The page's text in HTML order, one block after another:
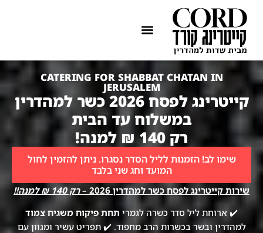
CATERING FOR SHABBAT CHATAN IN
JERUSALEM
קייטרינג לפסח 2026 כשר למהדרין
במשלוח עד הבית
רק 140 ₪ למנה!
שימו לב! הזמנות לליל הסדר נסגרו. ניתן להזמין לחול
המועד וחג שני בלבד
שירות קייטרינג לפסח כשר למהדרין 2026 –
רק 140 ₪ למנה!!
✔️ ארוחת ליל סדר כשרה לגמרי תחת פיקוח משגיח צמוד
למהדרין ובשר בכשרות הרב מחפוד. ✔️ תפריט עשיר ומגוון עם